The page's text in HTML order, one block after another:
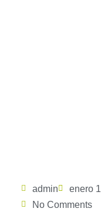
admin enero
No Comments